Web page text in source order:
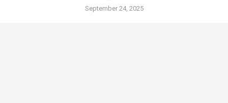
September 24, 2025